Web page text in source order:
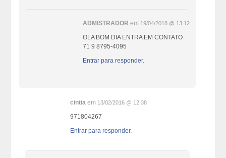
ADMISTRADOR em 19/04/2018 @ 13:12
OLA BOM DIA ENTRA EM CONTATO
71 9 8795-4095
Entrar para responder.
cintia em 13/02/2016 @ 12:38
971804267
Entrar para responder.